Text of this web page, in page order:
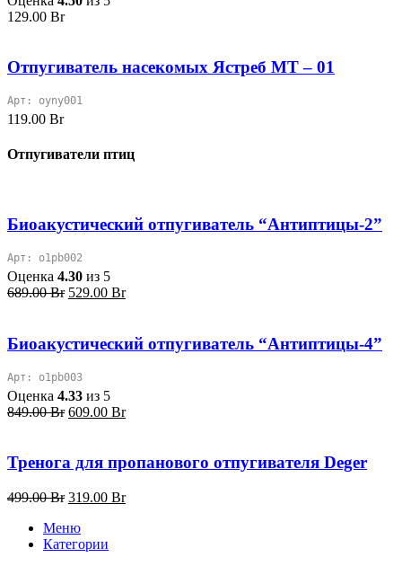
129.00 Br
Отпугиватель насекомых Ястреб МТ – 01
Арт: oyny001
119.00 Br
Отпугиватели птиц
Биоакустический отпугиватель “Антиптицы-2”
Арт: o1pb002
Оценка 4.30 из 5
689.00Br Первоначальная
689.00 Br.
529.00 BrТекущая
Биоакустический отпугиватель “Антиптицы-4”
Арт: o1pb003
Оценка 4.33 из 5
849.00Br Первоначальная
849.00 Br.
609.00 BrТекущая
Тренога для пропанового отпугивателя Deger
499.00Br Первоначальная
составляла
499.00 Br.
319.00 BrТекущая
Меню
Категории